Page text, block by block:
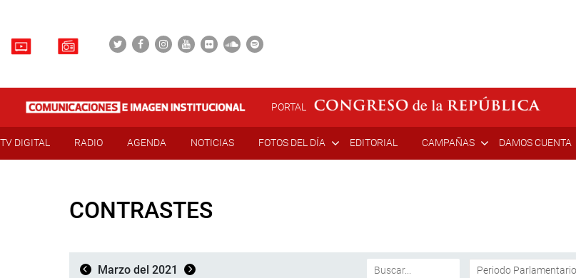
PORTAL
TV DIGITAL RADIO AGENDA NOTICIAS FOTOS DEL DÍA EDITORIAL CAMPAÑAS DAMOS CUENTA
CONTRASTES
Marzo del 2021